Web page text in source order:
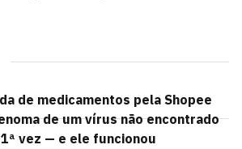
de medicamentos pela Shopee
de um vírus não encontrado
vez — e ele funcionou